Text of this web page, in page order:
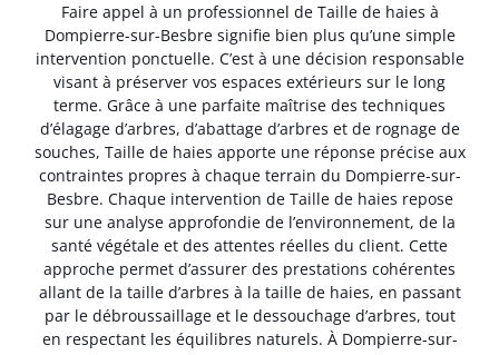
Faire appel à un professionnel de Taille de haies à
Dompierre-sur-Besbre signifie bien plus qu’une simple
intervention ponctuelle. C’est à une décision responsable
visant à préserver vos espaces extérieurs sur le long
terme. Grâce à une parfaite maîtrise des techniques
d’élagage d’arbres, d’abattage d’arbres et de rognage de
souches, Taille de haies apporte une réponse précise aux
contraintes propres à chaque terrain du Dompierre-sur-
Besbre. Chaque intervention de Taille de haies repose
sur une analyse approfondie de l’environnement, de la
santé végétale et des attentes réelles du client. Cette
approche permet d’assurer des prestations cohérentes
allant de la taille d’arbres à la taille de haies, en passant
par le débroussaillage et le dessouchage d’arbres, tout
en respectant les équilibres naturels. À Dompierre-sur-